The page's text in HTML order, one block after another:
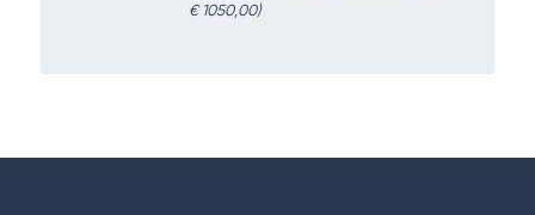
€ 1050,00)